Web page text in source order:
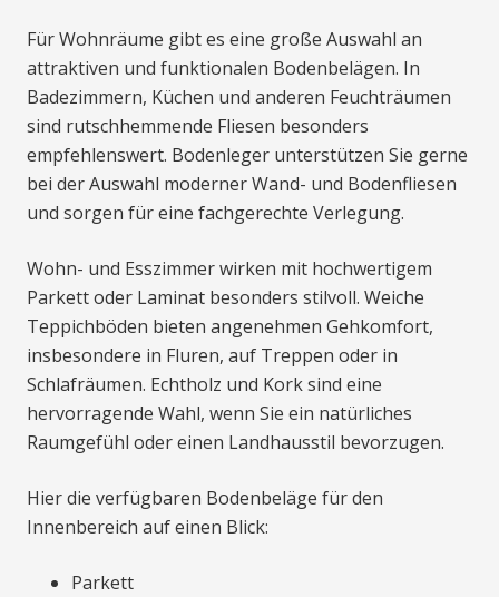
Für Wohnräume gibt es eine große Auswahl an
attraktiven und funktionalen Bodenbelägen. In
Badezimmern, Küchen und anderen Feuchträumen
sind rutschhemmende Fliesen besonders
empfehlenswert. Bodenleger unterstützen Sie gerne
bei der Auswahl moderner Wand- und Bodenfliesen
und sorgen für eine fachgerechte Verlegung.
Wohn- und Esszimmer wirken mit hochwertigem
Parkett oder Laminat besonders stilvoll. Weiche
Teppichböden bieten angenehmen Gehkomfort,
insbesondere in Fluren, auf Treppen oder in
Schlafräumen. Echtholz und Kork sind eine
hervorragende Wahl, wenn Sie ein natürliches
Raumgefühl oder einen Landhausstil bevorzugen.
Hier die verfügbaren Bodenbeläge für den
Innenbereich auf einen Blick:
Parkett